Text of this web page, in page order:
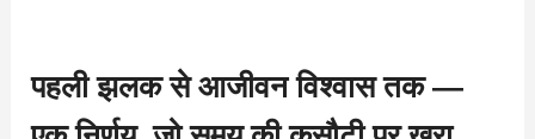
पहली झलक से आजीवन विश्वास तक —